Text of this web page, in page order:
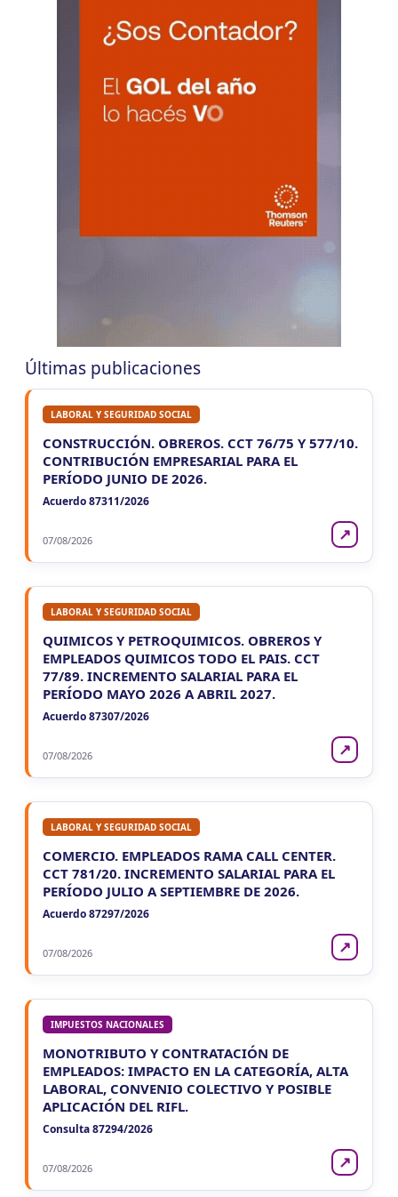
CUIT 0-1-2-3-4-5-6-7-8-9-…
CHUBUT
Reg. Unif. Ret. y Perc. Ctes.
Últimas publicaciones
LABORAL Y SEGURIDAD SOCIAL
CONSTRUCCIÓN. OBREROS. CCT 76/75 Y 577/10.
CONTRIBUCIÓN EMPRESARIAL PARA EL
PERÍODO JUNIO DE 2026.
Acuerdo 87311/2026
07/08/2026 ↗
LABORAL Y SEGURIDAD SOCIAL
QUIMICOS Y PETROQUIMICOS. OBREROS Y
EMPLEADOS QUIMICOS TODO EL PAIS. CCT
77/89. INCREMENTO SALARIAL PARA EL
PERÍODO MAYO 2026 A ABRIL 2027.
Acuerdo 87307/2026
07/08/2026 ↗
LABORAL Y SEGURIDAD SOCIAL
COMERCIO. EMPLEADOS RAMA CALL CENTER.
CCT 781/20. INCREMENTO SALARIAL PARA EL
PERÍODO JULIO A SEPTIEMBRE DE 2026.
Acuerdo 87297/2026
07/08/2026 ↗
IMPUESTOS NACIONALES
MONOTRIBUTO Y CONTRATACIÓN DE
EMPLEADOS: IMPACTO EN LA CATEGORÍA, ALTA
LABORAL, CONVENIO COLECTIVO Y POSIBLE
APLICACIÓN DEL RIFL.
Consulta 87294/2026
07/08/2026 ↗